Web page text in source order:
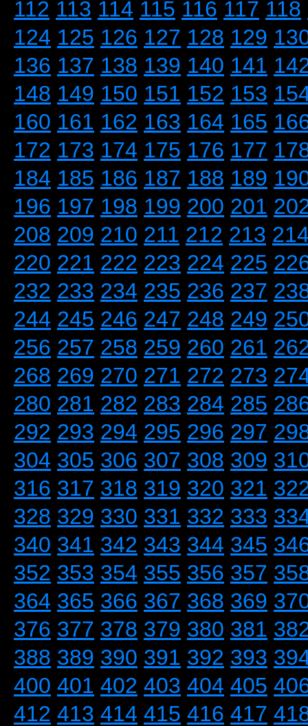
112 113 114 115 116 117 118
124 125 126 127 128 129
136 137 138 139 140 141
148 149 150 151 152 153
160 161 162 163 164 165
172 173 174 175 176 177
184 185 186 187 188 189
196 197 198 199 200 201
208 209 210 211 212 213
220 221 222 223 224 225
232 233 234 235 236 237
244 245 246 247 248 249
256 257 258 259 260 261
268 269 270 271 272 273
280 281 282 283 284 285
292 293 294 295 296 297
304 305 306 307 308 309
316 317 318 319 320 321
328 329 330 331 332 333
340 341 342 343 344 345
352 353 354 355 356 357
364 365 366 367 368 369
376 377 378 379 380 381
388 389 390 391 392 393
400 401 402 403 404 405
412 413 414 415 416 417